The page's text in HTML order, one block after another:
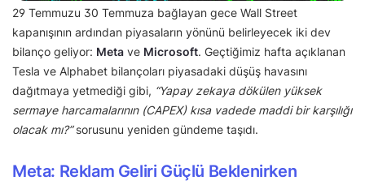
29 Temmuzu 30 Temmuza bağlayan gece Wall Street
kapanışının ardından piyasaların yönünü belirleyecek iki dev
bilanço geliyor: Meta ve Microsoft. Geçtiğimiz hafta açıklanan
Tesla ve Alphabet bilançoları piyasadaki düşüş havasını
dağıtmaya yetmediği gibi, “Yapay zekaya dökülen yüksek
sermaye harcamalarının (CAPEX) kısa vadede maddi bir karşılığı
olacak mı?”sorusunu yeniden gündeme taşıdı.
Meta: Reklam Geliri Güçlü Beklenirken